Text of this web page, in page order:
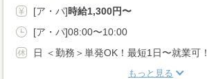
[ア・パ]時給1,300円〜
[ア・パ]08:00〜10:00
日 ＜勤務＞単発OK！最短1日〜就業可！
もっと見る